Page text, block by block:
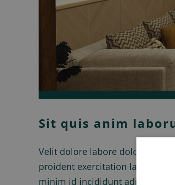
Sit quis anim
Velit dolore labore dolor
proident exercitation labore
minim id incididunt adipisicing